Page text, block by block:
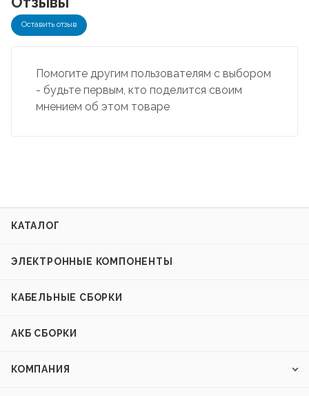
Оставить отзыв
Помогите другим пользователям с выбором
- будьте первым, кто поделится своим
мнением об этом товаре
КАТАЛОГ
ЭЛЕКТРОННЫЕ КОМПОНЕНТЫ
КАБЕЛЬНЫЕ СБОРКИ
АКБ СБОРКИ
КОМПАНИЯ